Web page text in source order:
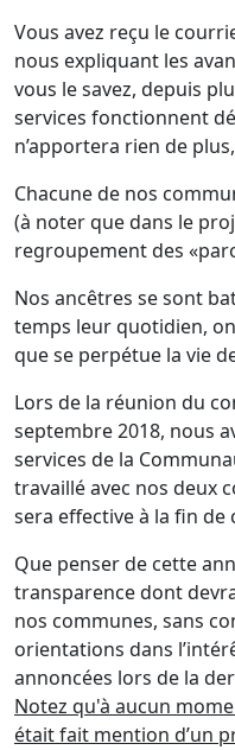
Vous avez reçu le
nous expliquant les
vous le savez, depuis
services fonctionnent
n’apportera rien de
Chacune de nos
(à noter que dans le
regroupement des
Nos ancêtres se sont
temps leur quotidien,
que se perpétue la vie
Lors de la réunion du
septembre 2018, nous
services de la
travaillé avec nos deux
sera effective à la fin de
Que penser de cette
transparence dont
nos communes, sans
orientations dans
annoncées lors de la
Notez qu'à aucun
était fait mention d’un